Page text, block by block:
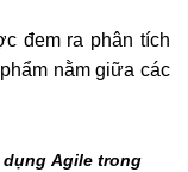
đem ra phân tích
nằm giữa các
Agile trong